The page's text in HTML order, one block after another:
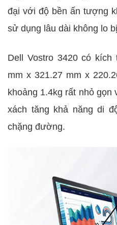
đại với độ bền ấn tượng
sử dụng lâu dài không lo
Dell Vostro 3420 có
mm x 321.27 mm x
khoảng 1.4kg rất nhỏ
xách tăng khả năng di
chặng đường.